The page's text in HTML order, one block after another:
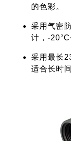
的色彩。
采用气密
计，-
采用最长
适合长时